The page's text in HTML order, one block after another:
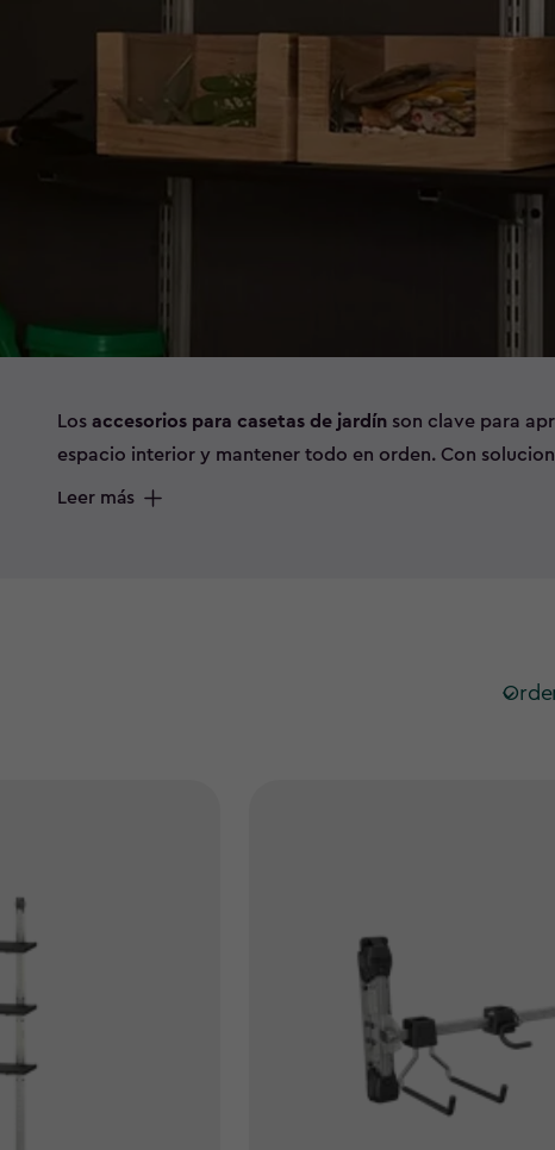
Los accesorios para casetas de jardín son clave para
espacio interior y mantener todo en orden. Con
de pared y soportes para colgar herramientas
Leer más